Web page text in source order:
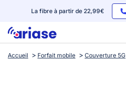
La fibre à partir de 22,99€
Box internet
Accueil Forfait mobile Couverture 5G